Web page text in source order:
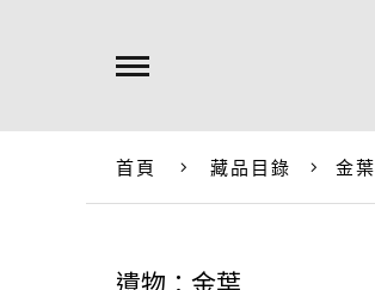
首頁 藏品目錄 金葉
遺物：金葉